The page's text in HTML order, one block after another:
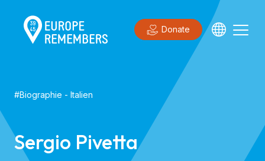
Donate
#Biographie - Italien
Sergio Pivetta